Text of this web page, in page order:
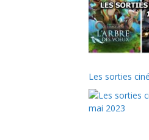
Les sorties